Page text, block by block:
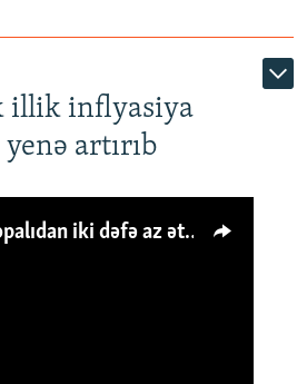
illik inflyasiya
artırıb
Azərbaycanlı avropalıdan iki dəfə az ət yeyir, amma... 'Qiymət artımı qaçılmazdır'